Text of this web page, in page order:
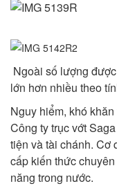
Ngoài số lượng
lớn hơn nhiều theo
Nguy hiểm, khó
Công ty trục vớt
tiện và tài chánh. Cơ
cấp kiến thức
năng trong nước.